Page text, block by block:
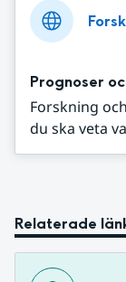
Prognoser
Forskning
du ska veta
Relaterade